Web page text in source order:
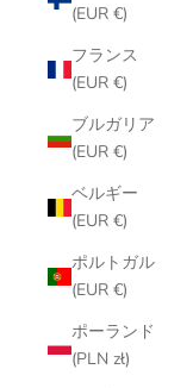
(EUR €)
フランス
(EUR €)
ブルガリア
(EUR €)
ベルギー
(EUR €)
ポルトガル
(EUR €)
ポーランド
(PLN zł)